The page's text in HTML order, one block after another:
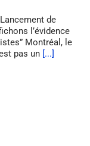
de
l’évidence
Montréal, le
pas un [...]